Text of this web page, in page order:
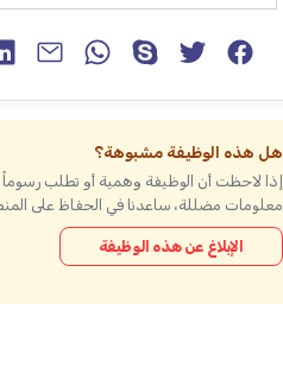
هل هذه الوظيفة مشبوهة؟
إذا لاحظت أن الوظيفة وهمية أو تطلب
معلومات مضللة، ساعدنا في الحفاظ على
الإبلاغ عن هذه الوظيفة